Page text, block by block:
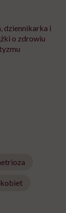
dziennikarka i
o zdrowiu